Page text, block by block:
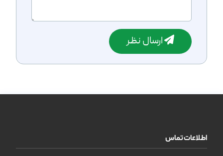
ارسال نظر
اطلاعات تماس